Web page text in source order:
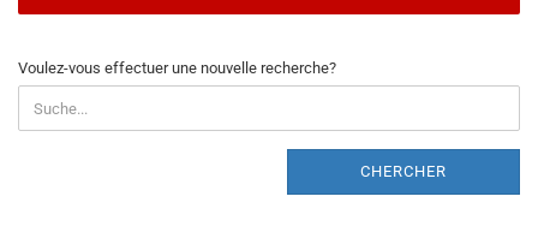
VOULEZ-
VOUS
EFFECTUER
UNE
Voulez-vous effectuer une nouvelle recherche?
CHERCHER